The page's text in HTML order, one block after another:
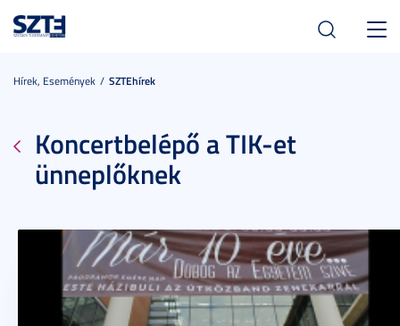
Hírek, Események SZTEhírek
Koncertbelépő a TIK-et
ünneplőknek